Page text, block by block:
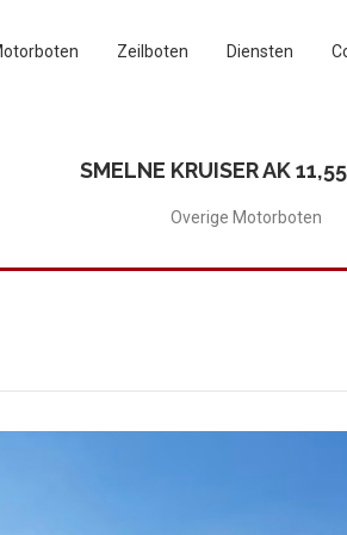
Zeilboten Diensten
SMELNE KRUISER AK
Overige Motorboten